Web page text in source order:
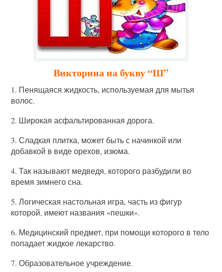
Викторина на букву “Ш”
1. Пенящаяся жидкость, используемая для мытья
волос.
2. Широкая асфальтированная дорога.
3. Сладкая плитка, может быть с начинкой или
добавкой в виде орехов, изюма.
4. Так называют медведя, которого разбудили во
время зимнего сна.
5. Логическая настольная игра, часть из фигур
которой, имеют названия «пешки».
6. Медицинский предмет, при помощи которого в тело
попадает жидкое лекарство.
7. Образовательное учреждение.